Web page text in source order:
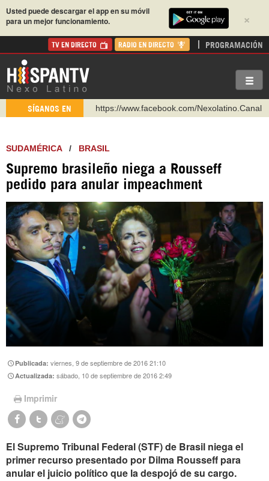
×
Usted puede descargar el app en su móvil
para un mejor funcionamiento.
TV EN DIRECTO RADIO EN DIRECTO PROGRAMACIÓN
SÍGANOS EN
https://www.youtube.com/@nexo_latino
https://t.me/hispantvcanal
https://urmedium.com/c/hispantv
WhatsApp y Viber: +98 921 79 29 404
https://www.facebook.com/Nexolatino.Canal
SUDAMÉRICA/ BRASIL
Supremo brasileño niega a Rousseff
pedido para anular impeachment
Publicada:viernes, 9 de septiembre de 2016 21:10
Actualizada:sábado, 10 de septiembre de 2016 2:49
Imprimir
El Supremo Tribunal Federal (STF) de Brasil niega el
primer recurso presentado por Dilma Rousseff para
anular el juicio político que la despojó de su cargo.